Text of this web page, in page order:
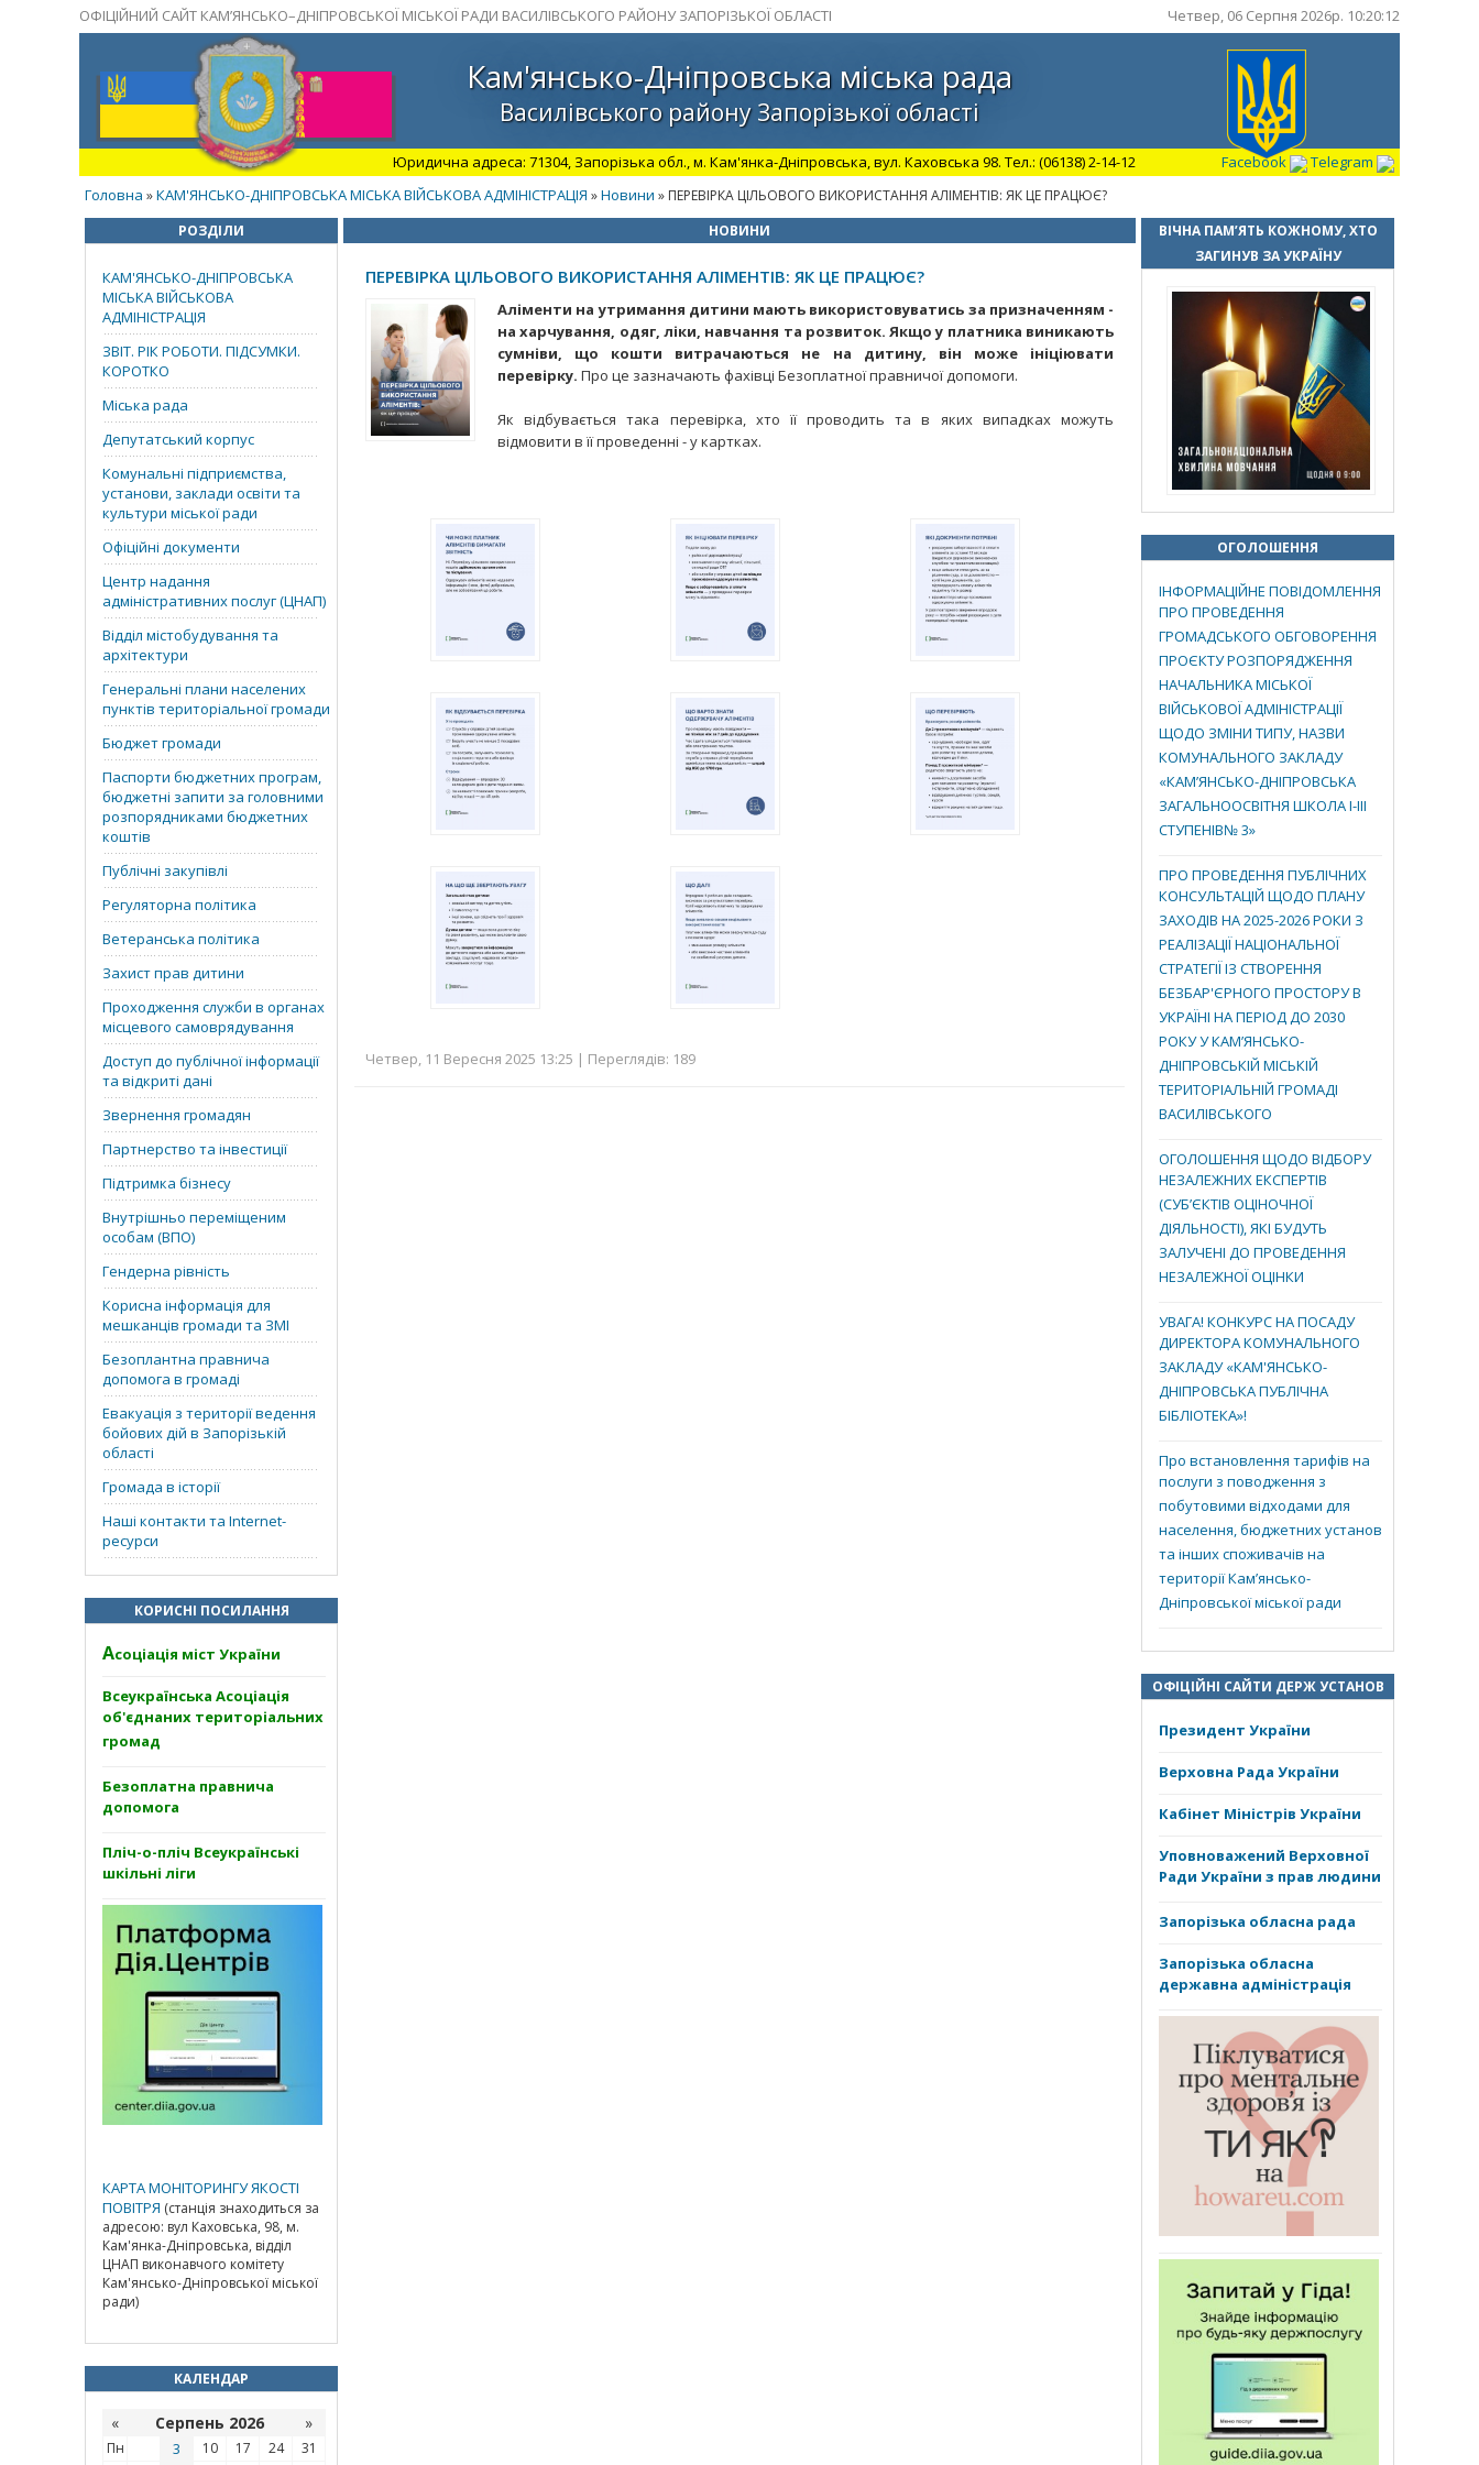
ОФІЦІЙНИЙ САЙТ КАМ’ЯНСЬКО–ДНІПРОВСЬКОЇ МІСЬКОЇ РАДИ ВАСИЛІВСЬКОГО РАЙОНУ ЗАПОРІЗЬКОЇ ОБЛАСТІ Четвер, 06 Серпня 2026р. 10:20:13
Кам'янсько-Дніпровська міська рада
Василівського району Запорізької області
Юридична адреса: 71304, Запорізька обл., м. Кам'янка-Дніпровська, вул. Каховська 98. Тел.: (06138) 2-14-12 Facebook
Telegram
Головна »КАМ'ЯНСЬКО-ДНІПРОВСЬКА МІСЬКА ВІЙСЬКОВА АДМІНІСТРАЦІЯ »Новини » ПЕРЕВІРКА ЦІЛЬОВОГО ВИКОРИСТАННЯ АЛІМЕНТІВ: ЯК ЦЕ ПРАЦЮЄ?
РОЗДІЛИ
КАМ'ЯНСЬКО-ДНІПРОВСЬКА
МІСЬКА ВІЙСЬКОВА
АДМІНІСТРАЦІЯ
ЗВІТ. РІК РОБОТИ. ПІДСУМКИ.
КОРОТКО
Міська рада
Депутатський корпус
Комунальні підприємства,
установи, заклади освіти та
культури міської ради
Офіційні документи
Центр надання
адміністративних послуг (ЦНАП)
Відділ містобудування та
архітектури
Генеральні плани населених
пунктів територіальної громади
Бюджет громади
Паспорти бюджетних програм,
бюджетні запити за головними
розпорядниками бюджетних
коштів
Публічні закупівлі
Регуляторна політика
Ветеранська політика
Захист прав дитини
Проходження служби в органах
місцевого самоврядування
Доступ до публічної інформації
та відкриті дані
Звернення громадян
Партнерство та інвестиції
Підтримка бізнесу
Внутрішньо переміщеним
особам (ВПО)
Гендерна рівність
Корисна інформація для
мешканців громади та ЗМІ
Безоплантна правнича
допомога в громаді
Евакуація з території ведення
бойових дій в Запорізькій
області
Громада в історії
Наші контакти та Internet-
ресурси
КОРИСНІ ПОСИЛАННЯ
Асоціація міст України
Всеукраїнська Асоціація
об'єднаних територіальних
громад
Безоплатна правнича
допомога
Пліч-о-пліч Всеукраїнські
шкільні ліги
КАРТА МОНІТОРИНГУ ЯКОСТІ
ПОВІТРЯ (станція знаходиться за
адресою: вул Каховська, 98, м.
Кам'янка-Дніпровська, відділ
ЦНАП виконавчого комітету
Кам'янсько-Дніпровської міської
ради)
КАЛЕНДАР
« Серпень 2026 »
Пн 3 10 17 24
31
НОВИНИ
ПЕРЕВІРКА ЦІЛЬОВОГО ВИКОРИСТАННЯ АЛІМЕНТІВ: ЯК ЦЕ ПРАЦЮЄ?
Аліменти на утримання дитини мають використовуватись за призначенням -
на харчування, одяг, ліки, навчання та розвиток. Якщо у платника виникають
сумніви, що кошти витрачаються не на дитину, він може ініціювати
перевірку. Про це зазначають фахівці Безоплатної правничої допомоги.
Як відбувається така перевірка, хто її проводить та в яких випадках можуть
відмовити в її проведенні - у картках.
Четвер, 11 Вересня 2025 13:25 | Переглядів: 189
ВІЧНА ПАМ’ЯТЬ КОЖНОМУ, ХТО
ЗАГИНУВ ЗА УКРАЇНУ
ОГОЛОШЕННЯ
ІНФОРМАЦІЙНЕ ПОВІДОМЛЕННЯ
ПРО ПРОВЕДЕННЯ
ГРОМАДСЬКОГО ОБГОВОРЕННЯ
ПРОЄКТУ РОЗПОРЯДЖЕННЯ
НАЧАЛЬНИКА МІСЬКОЇ
ВІЙСЬКОВОЇ АДМІНІСТРАЦІЇ
ЩОДО ЗМІНИ ТИПУ, НАЗВИ
КОМУНАЛЬНОГО ЗАКЛАДУ
«КАМ’ЯНСЬКО-ДНІПРОВСЬКА
ЗАГАЛЬНООСВІТНЯ ШКОЛА І-ІІІ
СТУПЕНІВ№ 3»
ПРО ПРОВЕДЕННЯ ПУБЛІЧНИХ
КОНСУЛЬТАЦІЙ ЩОДО ПЛАНУ
ЗАХОДІВ НА 2025-2026 РОКИ З
РЕАЛІЗАЦІЇ НАЦІОНАЛЬНОЇ
СТРАТЕГІЇ ІЗ СТВОРЕННЯ
БЕЗБАР'ЄРНОГО ПРОСТОРУ В
УКРАЇНІ НА ПЕРІОД ДО 2030
РОКУ У КАМ’ЯНСЬКО-
ДНІПРОВСЬКІЙ МІСЬКІЙ
ТЕРИТОРІАЛЬНІЙ ГРОМАДІ
ВАСИЛІВСЬКОГО
ОГОЛОШЕННЯ ЩОДО ВІДБОРУ
НЕЗАЛЕЖНИХ ЕКСПЕРТІВ
(СУБ’ЄКТІВ ОЦІНОЧНОЇ
ДІЯЛЬНОСТІ), ЯКІ БУДУТЬ
ЗАЛУЧЕНІ ДО ПРОВЕДЕННЯ
НЕЗАЛЕЖНОЇ ОЦІНКИ
УВАГА! КОНКУРС НА ПОСАДУ
ДИРЕКТОРА КОМУНАЛЬНОГО
ЗАКЛАДУ «КАМ'ЯНСЬКО-
ДНІПРОВСЬКА ПУБЛІЧНА
БІБЛІОТЕКА»!
Про встановлення тарифів на
послуги з поводження з
побутовими відходами для
населення, бюджетних установ
та інших споживачів на
території Кам’янсько-
Дніпровської міської ради
ОФІЦІЙНІ САЙТИ ДЕРЖ УСТАНОВ
Президент України
Верховна Рада України
Кабінет Міністрів України
Уповноважений Верховної
Ради України з прав людини
Запорізька обласна рада
Запорізька обласна
державна адміністрація